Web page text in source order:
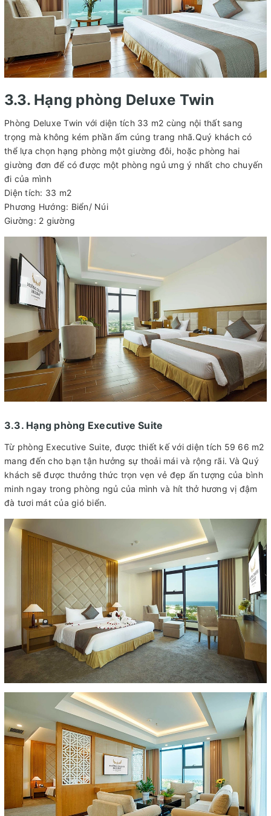
3.3. Hạng phòng Deluxe Twin
Phòng Deluxe Twin với diện tích 33 m2 cùng nội thất sang
trọng mà không kém phần ấm cúng trang nhã.Quý khách có
thể lựa chọn hạng phòng một giường đôi, hoặc phòng hai
giường đơn để có được một phòng ngủ ưng ý nhất cho chuyến
đi của mình
Diện tích: 33 m2
Phương Hướng: Biển/ Núi
Giường: 2 giường
3.3. Hạng phòng Executive Suite
Từ phòng Executive Suite, được thiết kế với diện tích 59 66 m2
mang đến cho bạn tận hưởng sự thoải mái và rộng rãi. Và Quý
khách sẽ được thưởng thức trọn vẹn vẻ đẹp ấn tượng của bình
minh ngay trong phòng ngủ của mình và hít thở hương vị đậm
đà tươi mát của gió biển.